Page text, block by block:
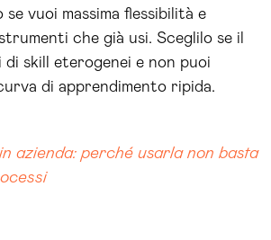
vuoi massima flessibilità e
che già usi. Sceglilo se il
di skill eterogenei e non puoi
di apprendimento ripida.
azienda: perché usarla non basta